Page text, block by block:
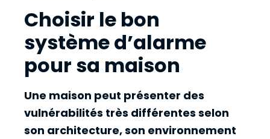
Choisir le bon
système d’alarme
pour sa maison
Une maison peut présenter des
vulnérabilités très différentes selon
son architecture, son environnement